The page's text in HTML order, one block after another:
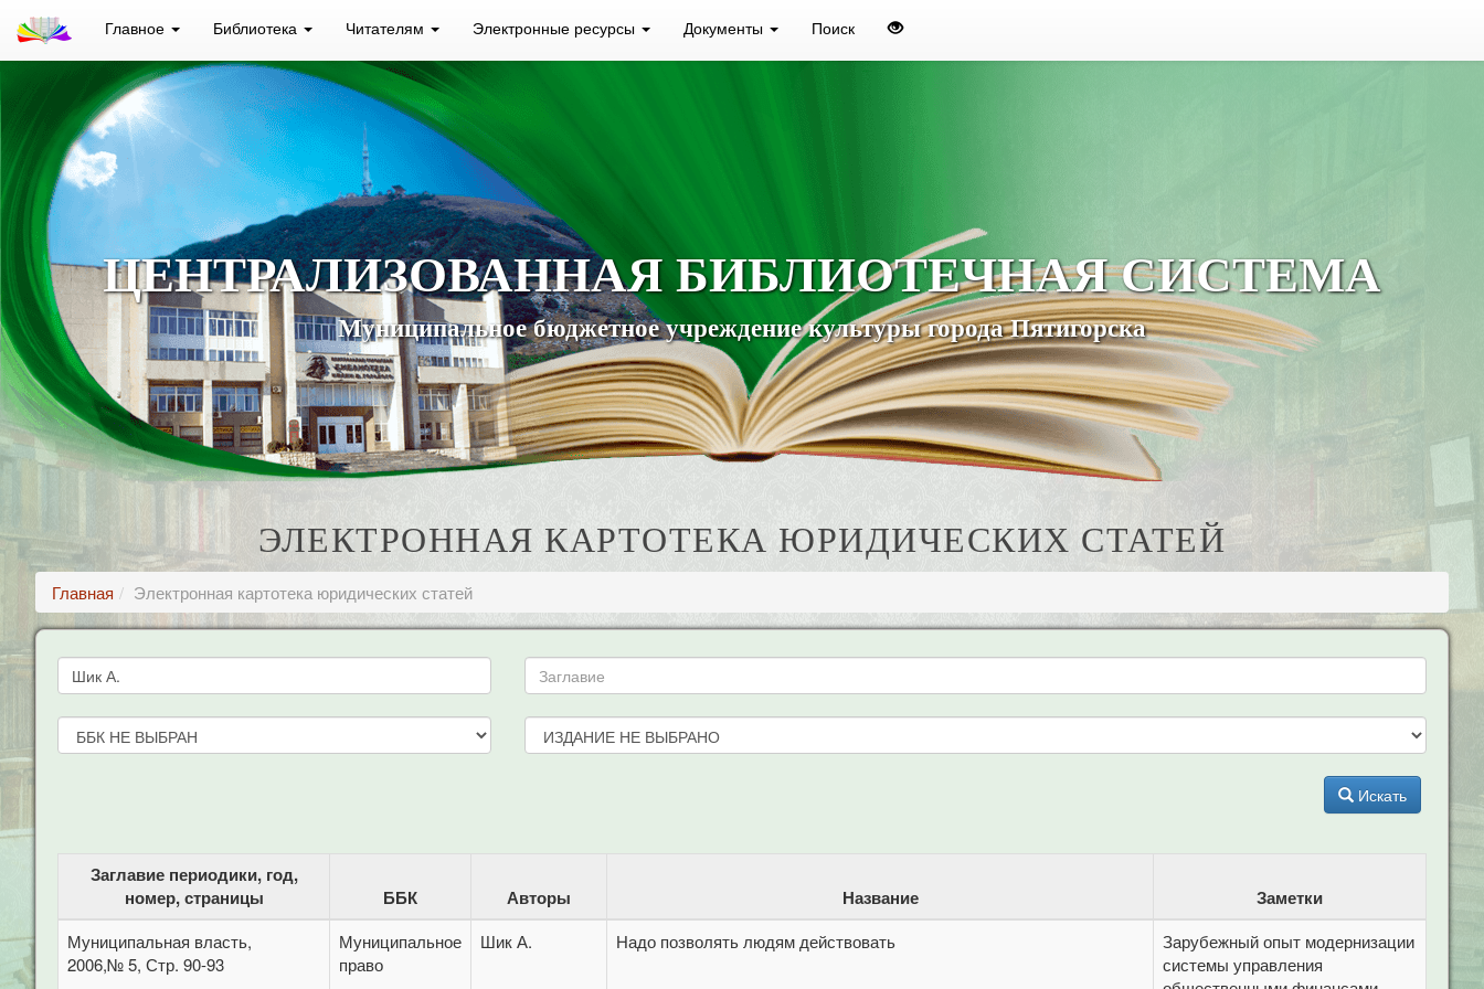
Главное Библиотека Читателям Электронные ресурсы Документы Поиск
ЦЕНТРАЛИЗОВАННАЯ БИБЛИОТЕЧНАЯ СИСТЕМА
Муниципальное бюджетное учреждение культуры города Пятигорска
ЭЛЕКТРОННАЯ КАРТОТЕКА ЮРИДИЧЕСКИХ СТАТЕЙ
Главная Электронная картотека юридических статей
Искать
Заглавие периодики, год,
номер, страницы
ББК Авторы Название Заметки
Муниципальная власть,
2006,№ 5, Стр. 90-93
Муниципальное
право
Шик А. Надо позволять людям действовать
Зарубежный опыт модернизации
системы управления